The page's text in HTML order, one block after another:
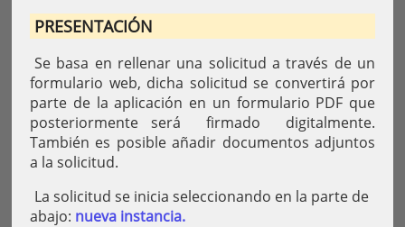
PRESENTACIÓN
Se basa en rellenar una solicitud a través de un
formulario web, dicha solicitud se convertirá por
parte de la aplicación en un formulario PDF que
posteriormente será firmado digitalmente.
También es posible añadir documentos adjuntos
a la solicitud.
La solicitud se inicia seleccionando en la parte de
abajo: nueva instancia.